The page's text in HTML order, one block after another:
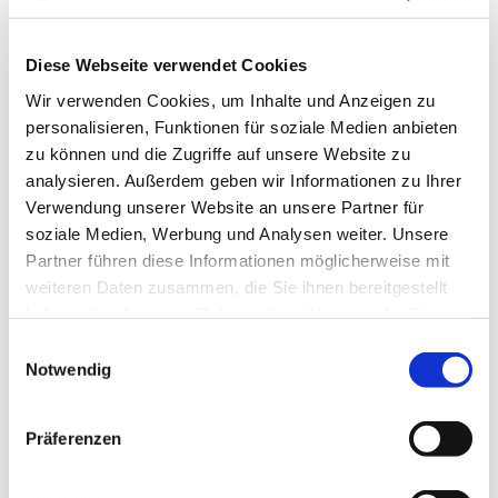
Diese Webseite verwendet Cookies
Wir verwenden Cookies, um Inhalte und Anzeigen zu
personalisieren, Funktionen für soziale Medien anbieten
zu können und die Zugriffe auf unsere Website zu
analysieren. Außerdem geben wir Informationen zu Ihrer
Verwendung unserer Website an unsere Partner für
soziale Medien, Werbung und Analysen weiter. Unsere
Partner führen diese Informationen möglicherweise mit
weiteren Daten zusammen, die Sie ihnen bereitgestellt
Notwendig
Präferenzen
URL: www.muellergarten.de
Inhaber : Norbert Müller
Berufshaftpflichtversicherung : R+V Versicherung (Stuttgart)
USt.-IdNr.: DE-45228133050
Mitglied im Verband Garten-, Landschafts- und Sportplatzbau
e. V.